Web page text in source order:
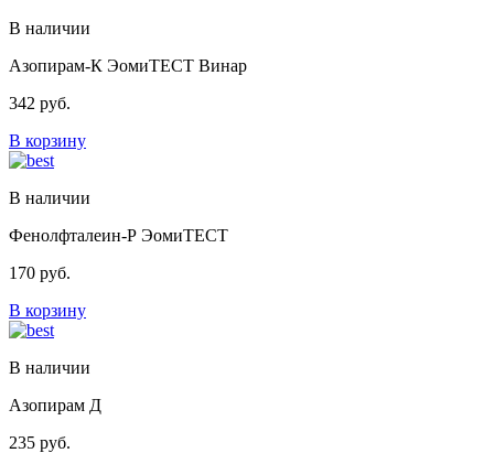
В наличии
Азопирам-К ЭомиТЕСТ Винар
342 руб.
В корзину
В наличии
Фенолфталеин-Р ЭомиТЕСТ
170 руб.
В корзину
В наличии
Азопирам Д
235 руб.